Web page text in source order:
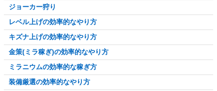
ジョーカー狩り
レベル上げの効率的なやり方
キズナ上げの効率的なやり方
金策(ミラ稼ぎ)の効率的なやり方
ミラニウムの効率的な稼ぎ方
装備厳選の効率的なやり方